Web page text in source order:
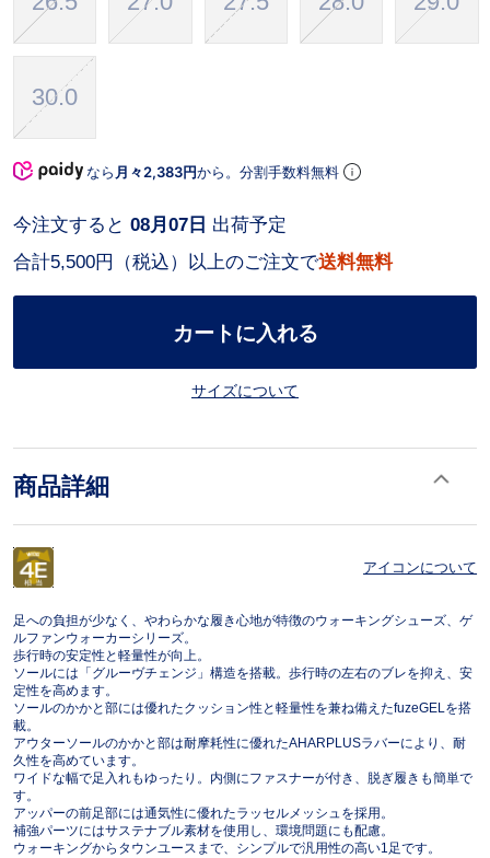
30.0
なら 月々2,383円から。分割手数料無料
合計5,500円（税込）以上のご注文で送料無料
今注文すると 08月07日 出荷予定
カートに入れる
サイズについて
商品詳細
アイコンについて
足への負担が少なく、やわらかな履き心地が特徴のウォーキングシューズ、ゲ
ルファンウォーカーシリーズ。
歩行時の安定性と軽量性が向上。
ソールには「グルーヴチェンジ」構造を搭載。歩行時の左右のブレを抑え、安
定性を高めます。
ソールのかかと部には優れたクッション性と軽量性を兼ね備えたfuzeGELを搭
載。
アウターソールのかかと部は耐摩耗性に優れたAHARPLUSラバーにより、耐
久性を高めています。
ワイドな幅で足入れもゆったり。内側にファスナーが付き、脱ぎ履きも簡単で
す。
アッパーの前足部には通気性に優れたラッセルメッシュを採用。
補強パーツにはサステナブル素材を使用し、環境問題にも配慮。
ウォーキングからタウンユースまで、シンプルで汎用性の高い1足です。